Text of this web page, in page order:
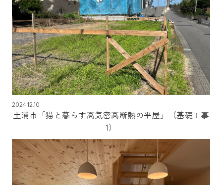
2024.12.10
土浦市「猫と暮らす高気密高断熱の平屋」（基礎工事
1）